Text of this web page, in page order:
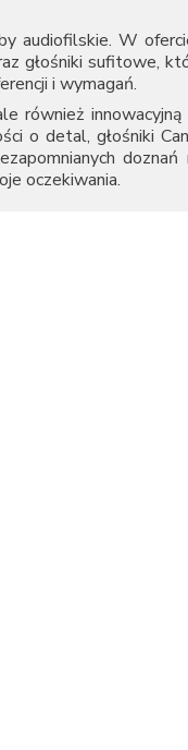
audiofilskie. W
głośniki sufitowe,
i wymagań.
również
o detal, głośniki
doznań
oczekiwania.